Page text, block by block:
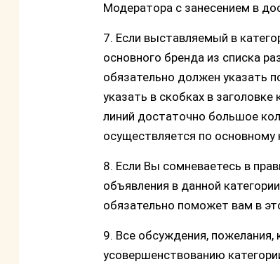
Модератора с занесением в
7. Если выставляемый в
основного бренда из списка
обязательно должен указать
указать в скобках в
линий достаточно большое
осуществляется по основному
8. Если Вы сомневаетесь в
объявления в данной
обязательно поможет вам в
9. Все обсуждения,
усовершенствованию